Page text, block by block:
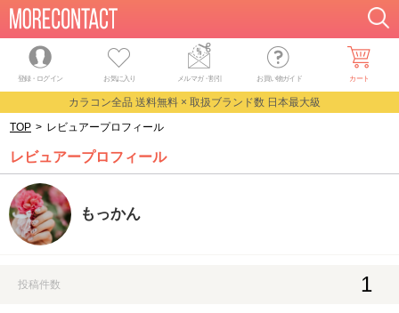
登録・ログイン お気に入り メルマガ・割引 お買い物ガイド カート
カラコン全品 送料無料 × 取扱ブランド数 日本最大級
TOP > レビュアープロフィール
レビュアープロフィール
もっかん
投稿件数 1